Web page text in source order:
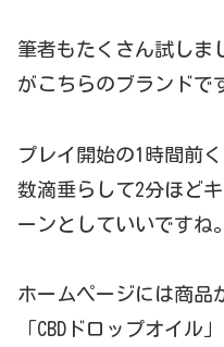
筆者もたくさん試しま
がこちらのブランドで
プレイ開始の1時間前
数滴垂らして2分ほど
ーンとしていいですね。
ホームページには商品
「CBDドロップオイル